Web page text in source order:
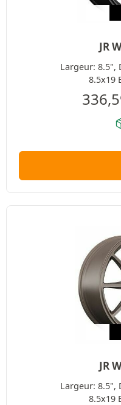
JR
Largeur: 8.5",
8.5x19
JR
Largeur: 8.5",
8.5x19